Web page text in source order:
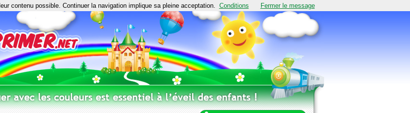
contenu possible. Continuer la navigation implique sa pleine acceptation. Conditions Fermer le message